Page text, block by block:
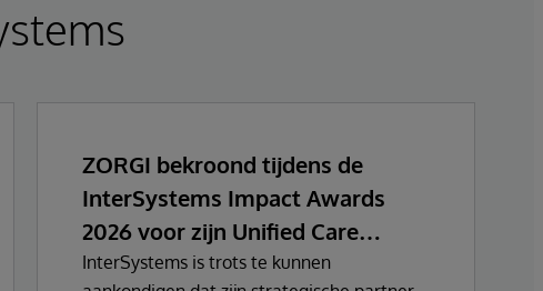
ZORGI bekroond tijdens de
InterSystems Impact Awards
2026 voor zijn Unified Care
Record initiatief
InterSystems is trots te kunnen